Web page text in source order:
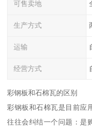
可售卖地
生产方式
运输
经营方式
彩钢板和石棉瓦的区别
彩钢板和石棉瓦是目前应
往往会纠结一个问题：是